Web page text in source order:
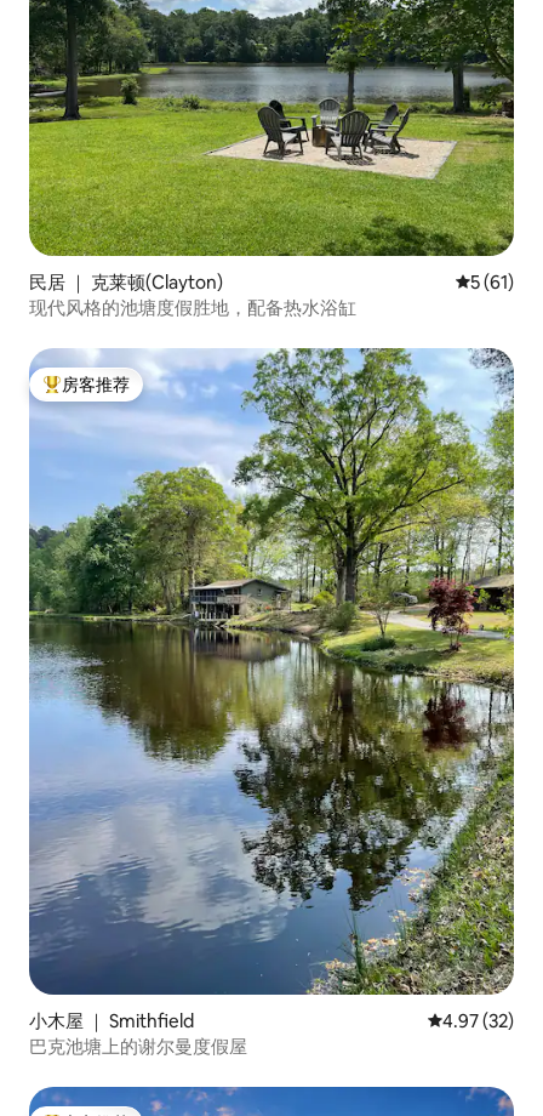
民居 ｜ 克莱顿(Clayton) 平均评分
5 (61)
现代风格的池塘度假胜地，配备热水浴缸
热门「房客推荐」
房客推荐
小木屋 ｜ Smithfield 平均评分
4.97 (32)
巴克池塘上的谢尔曼度假屋